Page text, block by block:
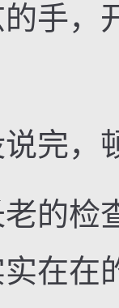
手，
，
检
在在